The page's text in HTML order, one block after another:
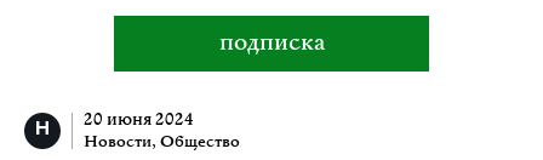
подписка
20 июня 2024
Новости, Общество